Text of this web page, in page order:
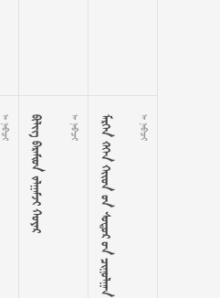
   
     
      